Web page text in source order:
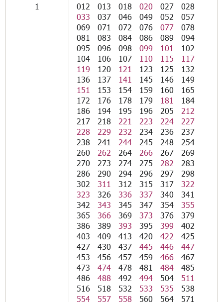
1 012 013 018 020 027
028
033
037 046 049 052
057
069
071 072 076 077
078
081
083 084 086 089
094
095
096 098 099 101
102
104
106 107 110 115
117
119
120 121 123 125
132
136
137 141 145 146
149
151
153 154 159 160
165
172
176 178 179 181
184
186
194 195 196 205
212
217
218 221 223 224
227
228
229 232 234 236
237
238
241 244 245 248
254
260
262 264 266 267
269
270
273 274 275 282
283
286
290 294 296 297
298
302
311 312 315 317
322
323
326 336 337 340
341
342
343 345 347 354
355
365
366 369 373 376
379
386
389 393 395 399
402
403
409 413 420 422
425
427
430 437 445 446
447
453
456 457 459 466
467
473
474 478 481 484
485
486
488 492 494 504
511
516
518 532 533 535
538
554
557 558 560 564
571